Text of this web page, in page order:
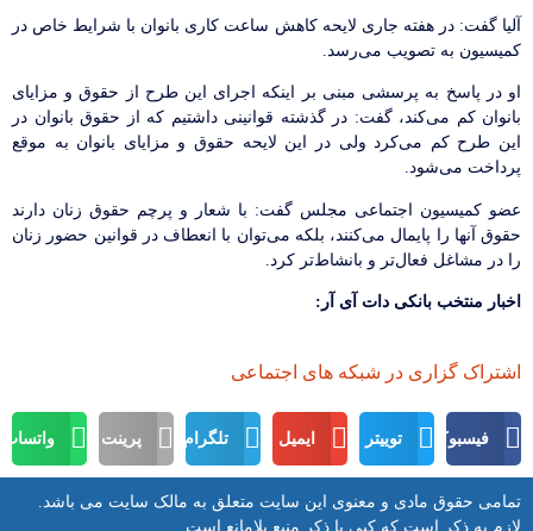
آلیا گفت: در هفته جاری لایحه کاهش ساعت کاری بانوان با شرایط خاص در
کمیسیون به تصویب می‌رسد.
او در پاسخ به پرسشی مبنی بر اینکه اجرای این طرح از حقوق و مزایای
بانوان کم می‌کند، گفت: در گذشته قوانینی داشتیم که از حقوق بانوان در
این طرح کم می‌کرد ولی در این لایحه حقوق و مزایای بانوان به موقع
پرداخت می‌شود.
عضو کمیسیون اجتماعی مجلس گفت: با شعار و پرچم حقوق زنان دارند
حقوق آنها را پایمال می‌کنند، بلکه می‌توان با انعطاف در قوانین حضور زنان
را در مشاغل فعال‌تر و بانشاط‌تر کرد.
اخبار منتخب بانکی دات آی آر:
اشتراک گزاری در شبکه های اجتماعی
فیسبوک توییتر ایمیل تلگرام پرینت واتساپ
تمامی حقوق مادی و معنوی این سایت متعلق به مالک سایت می باشد.
لازم به ذکر است که کپی با ذکر منبع بلامانع است.